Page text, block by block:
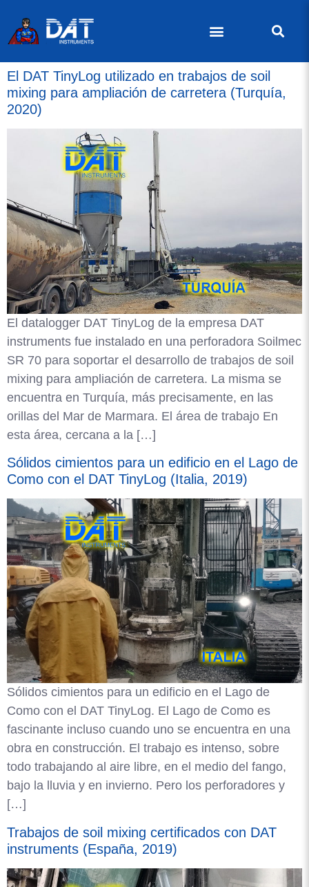
El DAT TinyLog utilizado en trabajos de soil
mixing para ampliación de carretera (Turquía,
2020)
El datalogger DAT TinyLog de la empresa DAT
instruments fue instalado en una perforadora Soilmec
SR 70 para soportar el desarrollo de trabajos de soil
mixing para ampliación de carretera. La misma se
encuentra en Turquía, más precisamente, en las
orillas del Mar de Marmara. El área de trabajo En
esta área, cercana a la […]
Sólidos cimientos para un edificio en el Lago de
Como con el DAT TinyLog (Italia, 2019)
Sólidos cimientos para un edificio en el Lago de
Como con el DAT TinyLog. El Lago de Como es
fascinante incluso cuando uno se encuentra en una
obra en construcción. El trabajo es intenso, sobre
todo trabajando al aire libre, en el medio del fango,
bajo la lluvia y en invierno. Pero los perforadores y
[…]
Trabajos de soil mixing certificados con DAT
instruments (España, 2019)